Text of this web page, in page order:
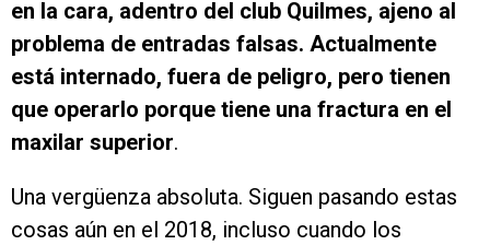
en la cara, adentro del club Quilmes, ajeno al
problema de entradas falsas. Actualmente
está internado, fuera de peligro, pero tienen
que operarlo porque tiene una fractura en el
maxilar superior.
Una vergüenza absoluta. Siguen pasando estas
cosas aún en el 2018, incluso cuando los